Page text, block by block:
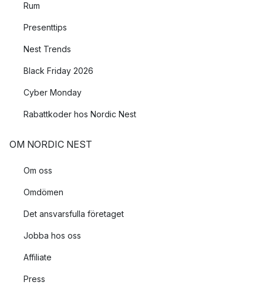
Rum
Presenttips
Nest Trends
Black Friday 2026
Cyber Monday
Rabattkoder hos Nordic Nest
OM NORDIC NEST
Om oss
Omdömen
Det ansvarsfulla företaget
Jobba hos oss
Affiliate
Press